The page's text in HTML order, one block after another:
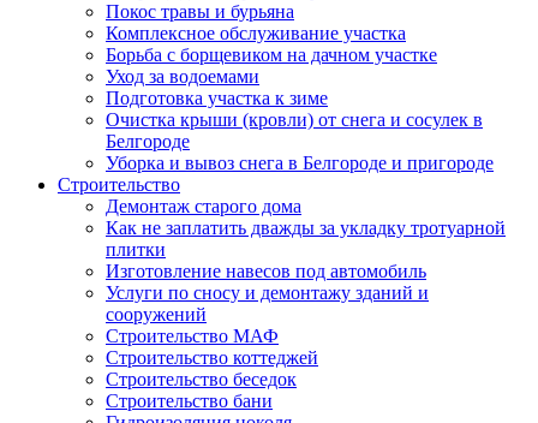
Покос травы и бурьяна
Комплексное обслуживание участка
Борьба с борщевиком на дачном участке
Уход за водоемами
Подготовка участка к зиме
Очистка крыши (кровли) от снега и сосулек в
Белгороде
Уборка и вывоз снега в Белгороде и пригороде
Строительство
Демонтаж старого дома
Как не заплатить дважды за укладку тротуарной
плитки
Изготовление навесов под автомобиль
Услуги по сносу и демонтажу зданий и
сооружений
Строительство МАФ
Строительство коттеджей
Строительство беседок
Строительство бани